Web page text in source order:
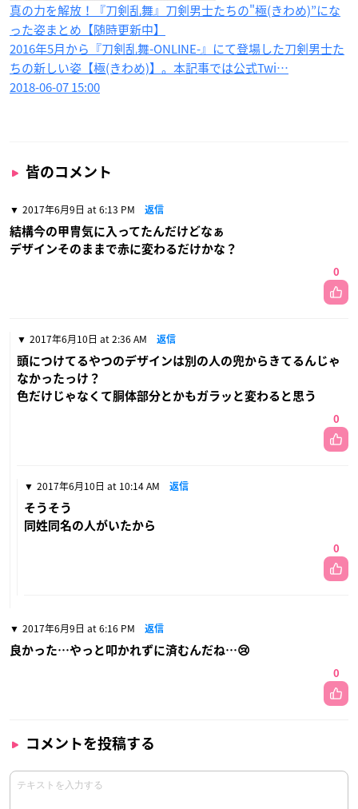
真の力を解放！『刀剣乱舞』刀剣男士たちの"極(きわめ)”にな
った姿まとめ【随時更新中】
2016年5月から『刀剣乱舞-ONLINE-』にて登場した刀剣男士た
ちの新しい姿【極(きわめ)】。本記事では公式Twi…
2018-06-07 15:00
皆のコメント
2017年6月9日 at 6:13 PM 返信
結構今の甲冑気に入ってたんだけどなぁ
デザインそのままで赤に変わるだけかな？
0
2017年6月10日 at 2:36 AM 返信
頭につけてるやつのデザインは別の人の兜からきてるんじゃ
なかったっけ？
色だけじゃなくて胴体部分とかもガラッと変わると思う
0
2017年6月10日 at 10:14 AM 返信
そうそう
同姓同名の人がいたから
0
2017年6月9日 at 6:16 PM 返信
良かった…やっと叩かれずに済むんだね…😢
0
コメントを投稿する